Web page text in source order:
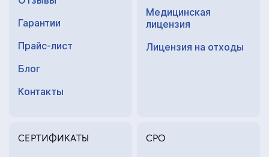
Гарантии
Прайс-лист
Блог
Контакты
Медицинская
лицензия
Лицензия на отходы
СЕРТИФИКАТЫ СРО